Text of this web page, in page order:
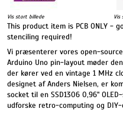
Vis stort billede Vis
This product item is PCB ONLY -
stenciling required!
Vi præsenterer vores open-
Arduino Uno pin-layout møder
der kører ved en vintage 1 MHz
designet af Anders Nielsen, er
socket til en SSD1306 0,96"
udforske retro-computing og